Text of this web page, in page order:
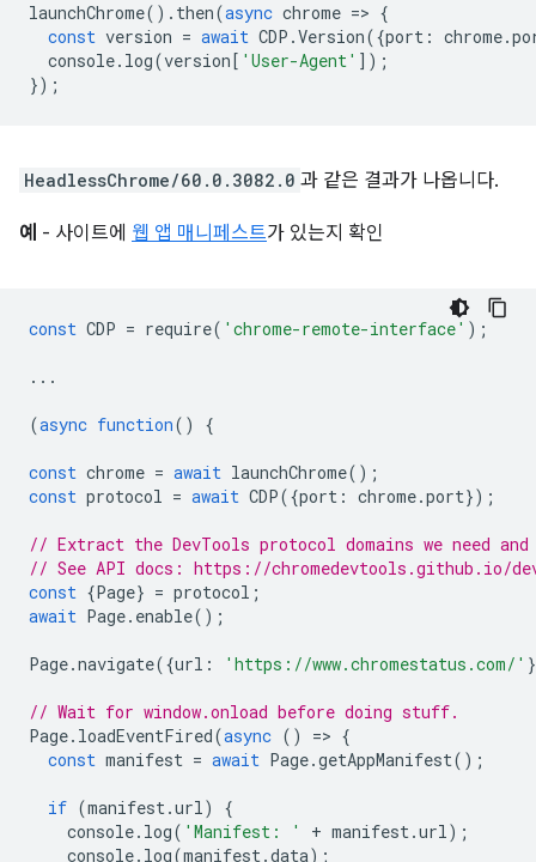
launchChrome(). then(async chrome => {
const version = await CDP .Version({port : chrome.
console. log(version[ 'User-Agent' ]);
});
HeadlessChrome/60.0.3082.0 과 같은 결과가 나옵니다.
예 - 사이트에 웹 앱 매니페스트가 있는지 확인
const CDP = require( 'chrome-remote-interface' );
...
(async function() {
const chrome = await launchChrome();
const protocol = await CDP({port : chrome.port});
// Extract the DevTools protocol domains we need and
// See API docs: https://chromedevtools.github.io/
const {Page} = protocol ;
await Page. enable();
Page.navigate({url : 'https://www.chromestatus.com/'
// Wait for window.onload before doing stuff.
Page. loadEventFired(async () => {
const manifest = await Page.getAppManifest();
if (manifest.url)
{
console. log( 'Manifest: ' + manifest.url);
console. log(manifest.data);